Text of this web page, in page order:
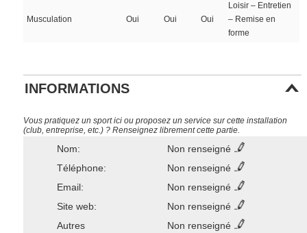
Musculation Oui Oui Oui
Loisir – Entretien
– Remise en
forme
INFORMATIONS
Vous pratiquez un sport ici ou proposez un service sur cette installation
(club, entreprise, etc.) ? Renseignez librement cette partie.
Nom:
Non renseigné
Téléphone:
Non renseigné
Email:
Non renseigné
Site web:
Non renseigné
Autres
Non renseigné